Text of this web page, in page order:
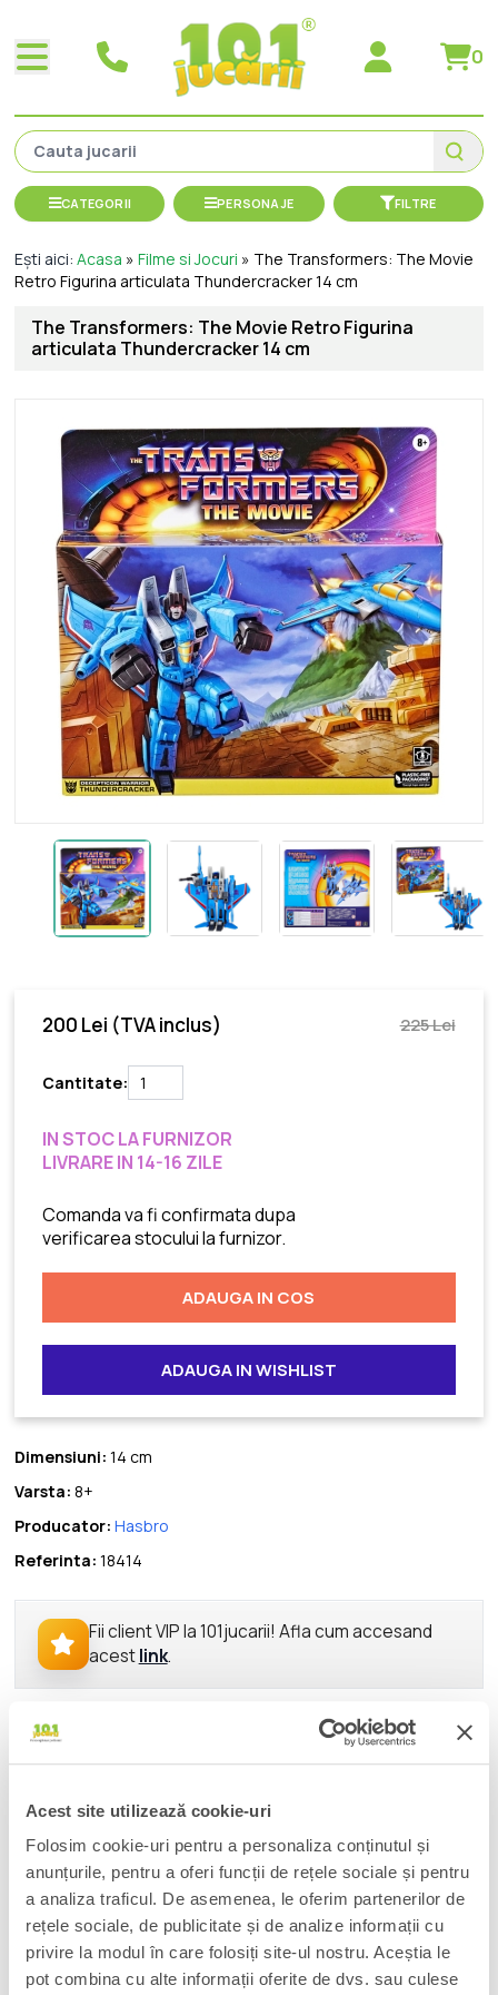
Acest site utilizează cookie-uri
Folosim cookie-uri pentru a personaliza conținutul și
anunțurile, pentru a oferi funcții de rețele sociale și pentru
a analiza traficul. De asemenea, le oferim partenerilor de
rețele sociale, de publicitate și de analize informații cu
privire la modul în care folosiți site-ul nostru. Aceștia le
pot combina cu alte informații oferite de dvs. sau culese
0
CATEGORII PERSONAJE FILTRE
Ești aici:Acasa »Filme si Jocuri » The Transformers: The Movie
Retro Figurina articulata Thundercracker 14 cm
The Transformers: The Movie Retro Figurina
articulata Thundercracker 14 cm
200 Lei (TVA inclus) 225 Lei
Cantitate:
IN STOC LA FURNIZOR
LIVRARE IN 14-16 ZILE
Comanda va fi confirmata dupa
verificarea stocului la furnizor.
ADAUGA IN COS
ADAUGA IN WISHLIST
Dimensiuni: 14 cm
Varsta: 8+
Producator: Hasbro
Referinta: 18414
Fii client VIP la 101jucarii! Afla cum accesand
acestlink.
DESCRIERE
with the Transformers Retro Thundercracker toy!
ground-dwelling Cybertronians, but his destiny lies beyond
being a Seeker as the threat of Unicron looms. Transformers
Retro G1 action figures are designed like the original releases,
updated with deco based on the 1986 animated film, The
Transformers: The Movie. Figures feature vintage styling,
accessories, and exclusive package art and tech specs